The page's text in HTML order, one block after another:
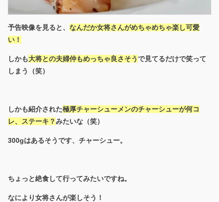
予告映像を見ると、 なんだか女将さんがめちゃめちゃ楽し可愛
い！
しかも大将との夫婦仲もめっちゃ良さそうで見てるだけで笑って
しまう（笑）
しかも紹介された極厚チャーシューメンのチャーシューが何コ
レ、ステーキ？みたいな（笑）
300gはあるそうです、チャーシュー。
ちょっと絶食して行ってみたいですね。
なにより女将さんが楽しそう！